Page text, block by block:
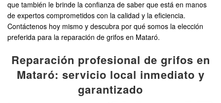
que también le brinde la confianza de saber que está en manos
de expertos comprometidos con la calidad y la eficiencia.
Contáctenos hoy mismo y descubra por qué somos la elección
preferida para la reparación de grifos en Mataró.
Reparación profesional de grifos en
Mataró: servicio local inmediato y
garantizado